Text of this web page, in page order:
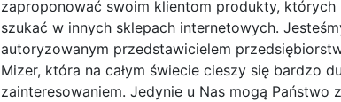
zaproponować swoim klientom produkty, których
szukać w innych sklepach internetowych.
autoryzowanym przedstawicielem
Mizer, która na całym świecie cieszy się bardzo
zainteresowaniem. Jedynie u Nas mogą Państwo